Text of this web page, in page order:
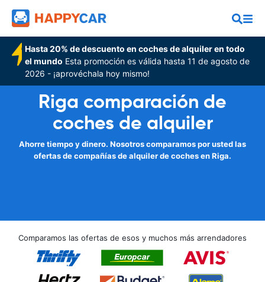
Hasta 20% de descuento en coches de alquiler en todo
el mundo Esta promoción es válida hasta 11 de agosto de
2026 - ¡aprovéchala hoy mismo!
Riga comparación de
coches de alquiler
Ahorre tiempo y dinero. Nosotros comparamos por usted las
ofertas de compañías de alquiler de coches en Riga.
Comparamos las ofertas de esos y muchos más arrendadores